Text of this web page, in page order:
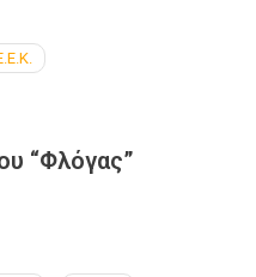
“Φλόγας”